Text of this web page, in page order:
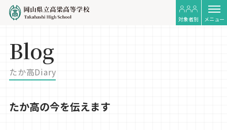
対象者別 メニュー
Blog
たか高Diary
たか高の今を伝えます